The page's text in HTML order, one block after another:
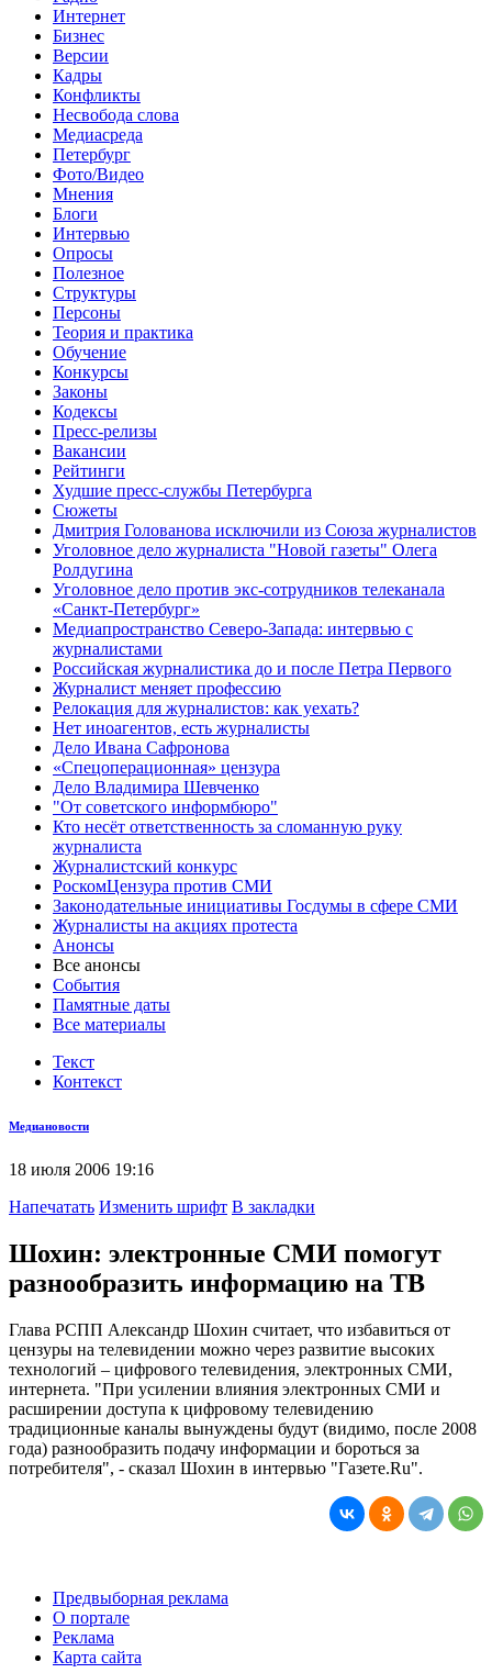
Интернет
Бизнес
Версии
Кадры
Конфликты
Несвобода слова
Медиасреда
Петербург
Фото/Видео
Мнения
Блоги
Интервью
Опросы
Полезное
Структуры
Персоны
Теория и практика
Обучение
Конкурсы
Законы
Кодексы
Пресс-релизы
Вакансии
Рейтинги
Худшие пресс-службы Петербурга
Сюжеты
Дмитрия Голованова исключили из Союза журналистов
Уголовное дело журналиста "Новой газеты" Олега
Ролдугина
Уголовное дело против экс-сотрудников телеканала
«Санкт-Петербург»
Медиапространство Северо-Запада: интервью с
журналистами
Российская журналистика до и после Петра Первого
Журналист меняет профессию
Релокация для журналистов: как уехать?
Нет иноагентов, есть журналисты
Дело Ивана Сафронова
«Спецоперационная» цензура
Дело Владимира Шевченко
"От советского информбюро"
Кто несёт ответственность за сломанную руку
журналиста
Журналистский конкурс
РоскомЦензура против СМИ
Законодательные инициативы Госдумы в сфере СМИ
Журналисты на акциях протеста
Анонсы
Все анонсы
События
Памятные даты
Все материалы
Текст
Контекст
Медиановости
18 июля 2006 19:16
Напечатать Изменить шрифт В закладки
Шохин: электронные СМИ помогут
разнообразить информацию на ТВ
Глава РСПП Александр Шохин считает, что избавиться от
цензуры на телевидении можно через развитие высоких
технологий – цифрового телевидения, электронных СМИ,
интернета. "При усилении влияния электронных СМИ и
расширении доступа к цифровому телевидению
традиционные каналы вынуждены будут (видимо, после 2008
года) разнообразить подачу информации и бороться за
потребителя", - сказал Шохин в интервью "Газете.Ru".
Предвыборная реклама
О портале
Реклама
Карта сайта